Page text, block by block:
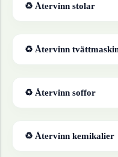
♻ Återvinn stolar
♻ Återvinn
♻ Återvinn soffor
♻ Återvinn kemikalier